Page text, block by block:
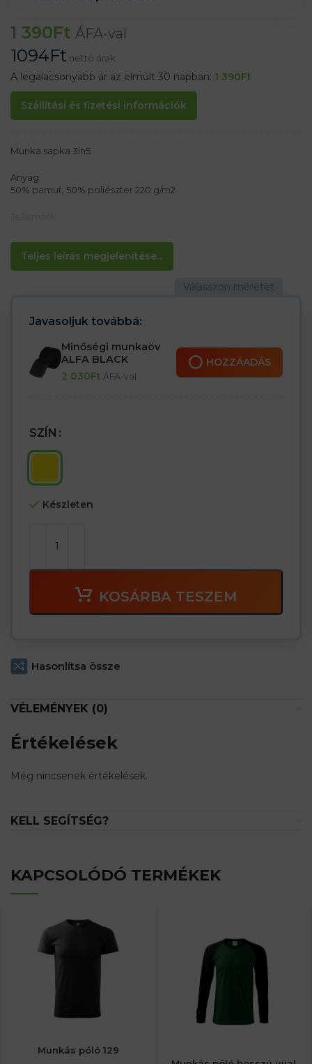
1 390Ft ÁFA-val
1094Ft nettó árak
A legalacsonyabb ár az elmúlt 30 napban: 1 390Ft
Szállítási és fizetési információk
Teljes leírás megjelenítése...
Munka sapka 3in5
Anyag:
50% pamut, 50% poliészter 220 g/m2
– Fényvisszaverő borítás a napellenzőn
– Mérete tépőzárral állítható, bevarrt fényvisszaverő szalaggal
– Steppelt szellőzőnyílások
Javasoljuk továbbá:
Minőségi munkaöv
ALFA BLACK
2 030Ft ÁFA-val
HOZZÁADÁS
SZÍN
Készleten
KOSÁRBA TESZEM
Hasonlítsa össze
VÉLEMÉNYEK (0)
Értékelések
Még nincsenek értékelések.
KELL SEGÍTSÉG?
KAPCSOLÓDÓ TERMÉKEK
Munkás póló 129